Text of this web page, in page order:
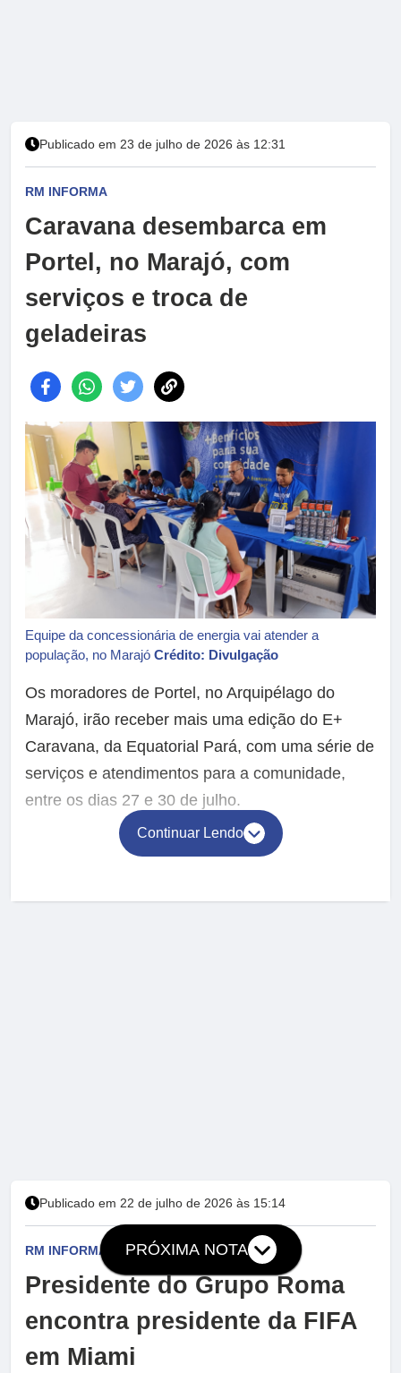
Publicado em 23 de julho de 2026 às 12:31
RM INFORMA
Caravana desembarca em
Portel, no Marajó, com
serviços e troca de
geladeiras
Equipe da concessionária de energia vai atender a
população, no Marajó Crédito: Divulgação
Os moradores de Portel, no Arquipélago do
Marajó, irão receber mais uma edição do E+
Caravana, da Equatorial Pará, com uma série de
serviços e atendimentos para a comunidade,
entre os dias 27 e 30 de julho.
Continuar Lendo
Publicado em 22 de julho de 2026 às 15:14
RM INFORMA
Presidente do Grupo Roma
encontra presidente da FIFA
em Miami
PRÓXIMA NOTA